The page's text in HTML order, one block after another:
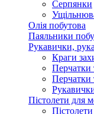
Серпянки
Олія побутова
Паяльники
Рукавички,
Краги
Перчатки
Перчатки
Пістолети для